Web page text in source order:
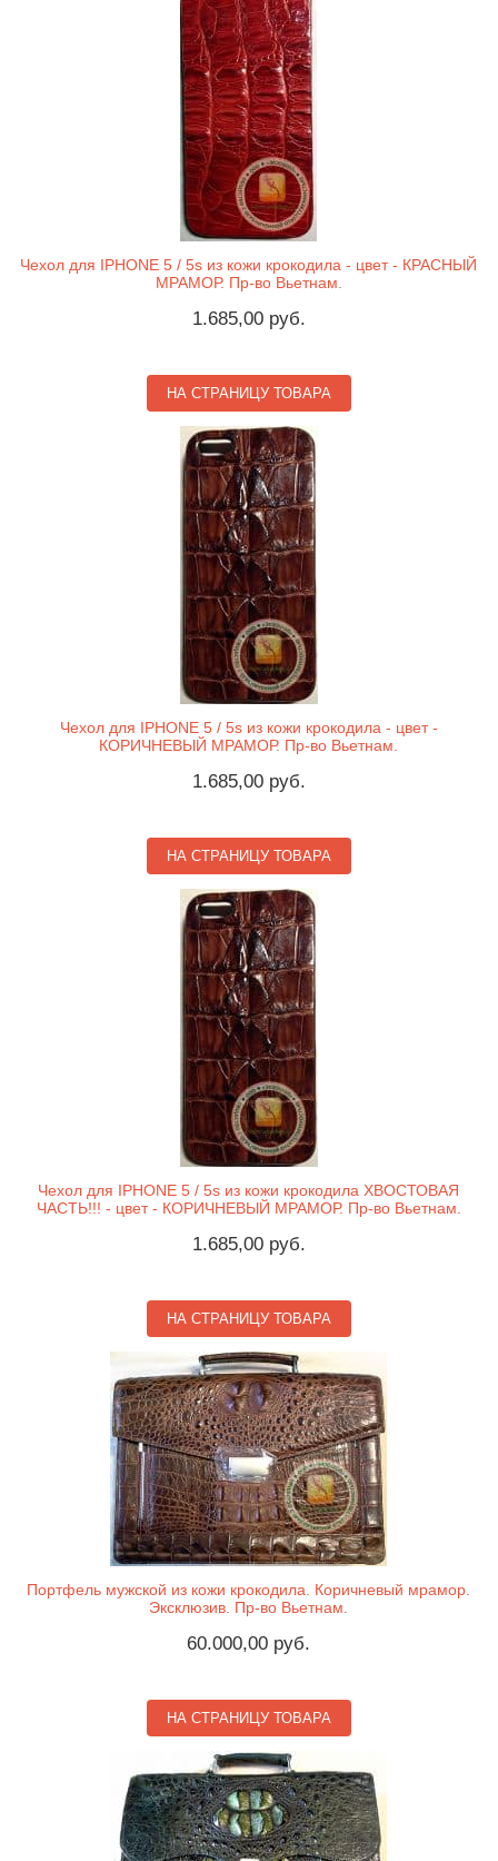
Чехол для IPHONE 5 / 5s из кожи крокодила - цвет - КРАСНЫЙ
МРАМОР. Пр-во Вьетнам.
1.685,00 руб.
НА СТРАНИЦУ ТОВАРА
Чехол для IPHONE 5 / 5s из кожи крокодила - цвет -
КОРИЧНЕВЫЙ МРАМОР. Пр-во Вьетнам.
1.685,00 руб.
НА СТРАНИЦУ ТОВАРА
Чехол для IPHONE 5 / 5s из кожи крокодила ХВОСТОВАЯ
ЧАСТЬ!!! - цвет - КОРИЧНЕВЫЙ МРАМОР. Пр-во Вьетнам.
1.685,00 руб.
НА СТРАНИЦУ ТОВАРА
Портфель мужской из кожи крокодила. Коричневый мрамор.
Эксклюзив. Пр-во Вьетнам.
60.000,00 руб.
НА СТРАНИЦУ ТОВАРА